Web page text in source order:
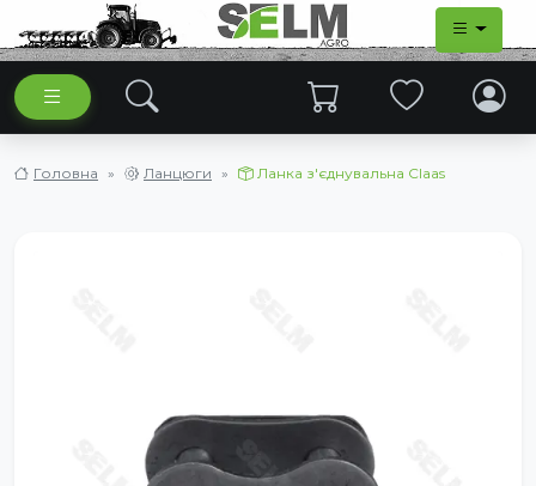
Головна Ланцюги Ланка з'єднувальна Claas